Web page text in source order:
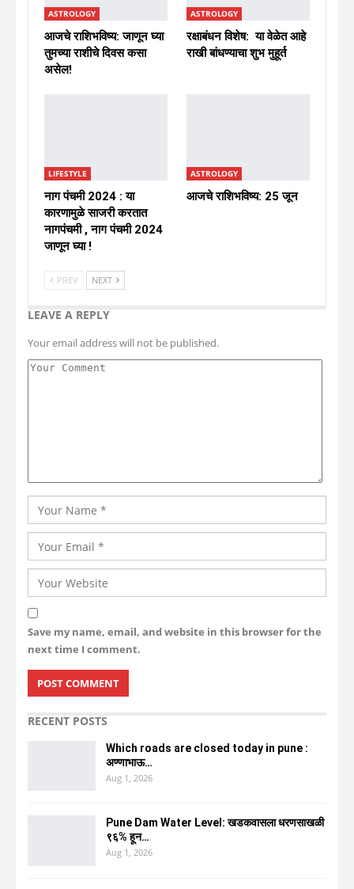
ASTROLOGY
आजचे राशिभविष्य: जाणून घ्या
तुमच्या राशीचे दिवस कसा
असेल!
ASTROLOGY
रक्षाबंधन विशेष: या वेळेत आहे
राखी बांधण्याचा शुभ मुहूर्त
LIFESTYLE
नाग पंचमी 2024 : या
कारणामुळे साजरी करतात
नागपंचमी , नाग पंचमी 2024
जाणून घ्या !
ASTROLOGY
आजचे राशिभविष्य: 25 जून
PREV NEXT
LEAVE A REPLY
Your email address will not be published.
Save my name, email, and website in this browser for the
next time I comment.
RECENT POSTS
Which roads are closed today in pune :
अण्णाभाऊ…
Aug 1, 2026
Pune Dam Water Level: खडकवासला धरणसाखळी
९६% हून…
Aug 1, 2026